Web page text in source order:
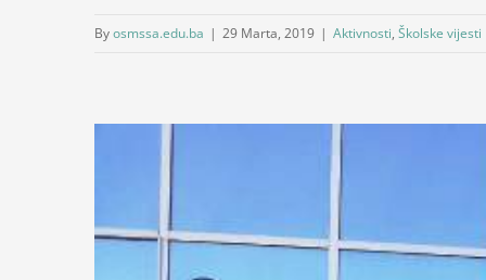
Byosmssa.edu.ba | 29 Marta, 2019 | Aktivnosti, Školske vijesti